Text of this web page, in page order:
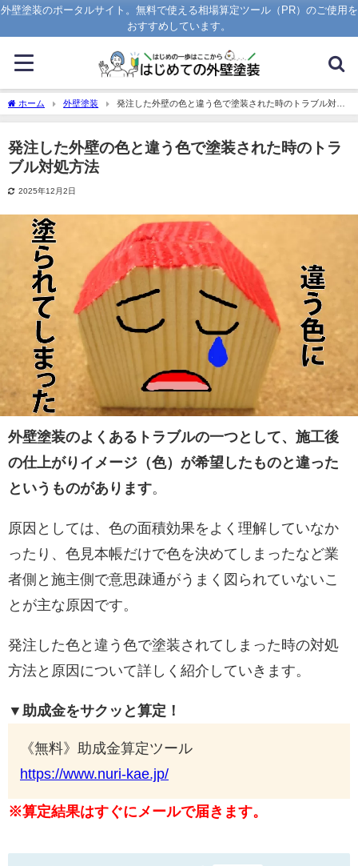
外壁塗装のポータルサイト。無料で使える相場算定ツール（PR）のご使用を
おすすめしています。
ホーム 外壁塗装
発注した外壁の色と違う色で塗装された時のトラブル対処
方法
発注した外壁の色と違う色で塗装された時のトラ
ブル対処方法
2025年12月2日
外壁塗装のよくあるトラブルの一つとして、施工後
の仕上がりイメージ（色）が希望したものと違った
というものがあります。
原因としては、色の面積効果をよく理解していなか
ったり、色見本帳だけで色を決めてしまったなど業
者側と施主側で意思疎通がうまく図られていないこ
とが主な原因です。
発注した色と違う色で塗装されてしまった時の対処
方法と原因について詳しく紹介していきます。
▼助成金をサクッと算定！
《無料》助成金算定ツール
https://www.nuri-kae.jp/
※算定結果はすぐにメールで届きます。